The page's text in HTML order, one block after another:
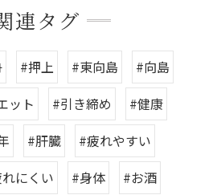
連タグ
#押上 #東向島
#向島
ット #引き締め
#健康
#肝臓
#疲れやすい
にくい #身体
#お酒